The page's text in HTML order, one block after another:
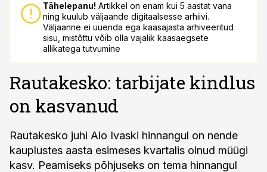
Tähelepanu! Artikkel on enam kui 5 aastat vana
ning kuulub väljaande digitaalsesse arhiivi.
Väljaanne ei uuenda ega kaasajasta arhiveeritud
sisu, mistõttu võib olla vajalik kaasaegsete
allikatega tutvumine
Rautakesko: tarbijate kindlus
on kasvanud
Rautakesko juhi Alo Ivaski hinnangul on nende
kauplustes aasta esimeses kvartalis olnud müügi
kasv. Peamiseks põhjuseks on tema hinnangul